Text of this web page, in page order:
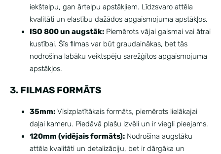
iekštelpu, gan ārtelpu apstākļiem. Līdzsvaro attēla
kvalitāti un elastību dažādos apgaismojuma apstākļos.
ISO 800 un augstāk: Piemērots vājai gaismai vai ātrai
kustībai. Šīs filmas var būt graudainākas, bet tās
nodrošina labāku veiktspēju sarežģītos apgaismojuma
apstākļos.
3. FILMAS FORMĀTS
35mm: Visizplatītākais formāts, piemērots lielākajai
daļai kameru. Piedāvā plašu izvēli un ir viegli pieejams.
120mm (vidējais formāts): Nodrošina augstāku
attēla kvalitāti un detalizāciju, bet ir dārgāka un